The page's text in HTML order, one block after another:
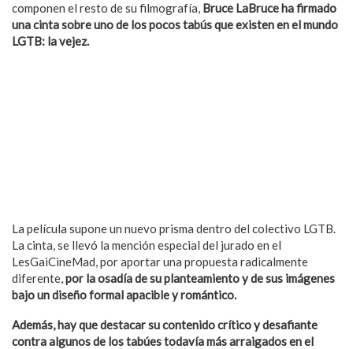
componen el resto de su filmografía, Bruce LaBruce ha firmado
una cinta sobre uno de los pocos tabús que existen en el mundo
LGTB: la vejez.
La película supone un nuevo prisma dentro del colectivo LGTB.
La cinta, se llevó la mención especial del jurado en el
LesGaiCineMad, por aportar una propuesta radicalmente
diferente,por la osadía de su planteamiento y de sus imágenes
bajo un diseño formal apacible y romántico.
Además, hay que destacar su contenido crítico y desafiante
contra algunos de los tabúes todavía más arraigados en el